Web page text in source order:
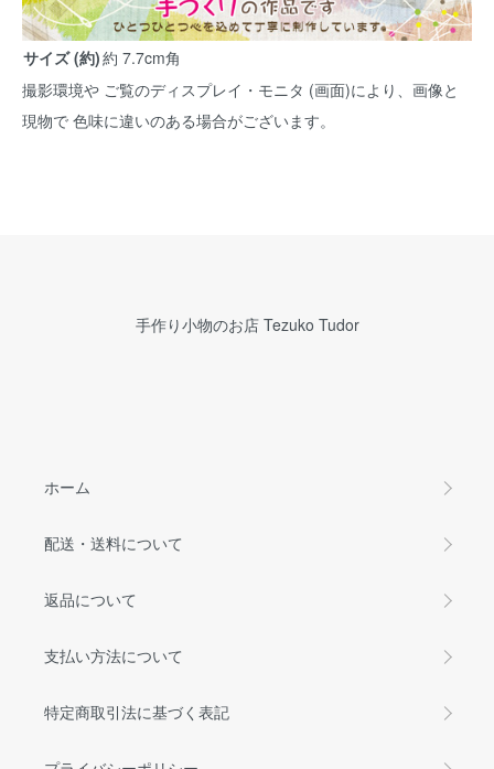
サイズ (約)約 7.7cm角
撮影環境や ご覧のディスプレイ・モニタ (画面)により、画像と
現物で 色味に違いのある場合がございます。
手作り小物のお店 Tezuko Tudor
ホーム
配送・送料について
返品について
支払い方法について
特定商取引法に基づく表記